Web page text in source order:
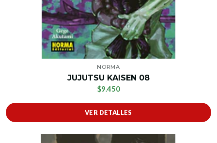
NORMA
JUJUTSU KAISEN 08
$9.450
VER DETALLES